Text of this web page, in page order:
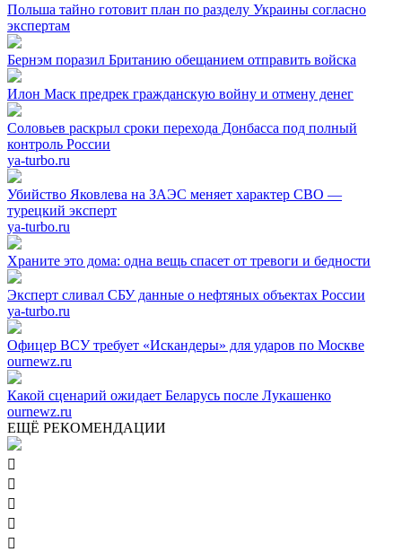
Польша тайно готовит план по разделу Украины согласно
экспертам
Бернэм поразил Британию обещанием отправить войска
Илон Маск предрек гражданскую войну и отмену денег
Соловьев раскрыл сроки перехода Донбасса под полный
контроль России
ya-turbo.ru
Убийство Яковлева на ЗАЭС меняет характер СВО —
турецкий эксперт
ya-turbo.ru
Храните это дома: одна вещь спасет от тревоги и бедности
Эксперт сливал СБУ данные о нефтяных объектах России
ya-turbo.ru
Офицер ВСУ требует «Искандеры» для ударов по Москве
ournewz.ru
Какой сценарий ожидает Беларусь после Лукашенко
ournewz.ru
ЕЩЁ РЕКОМЕНДАЦИИ




